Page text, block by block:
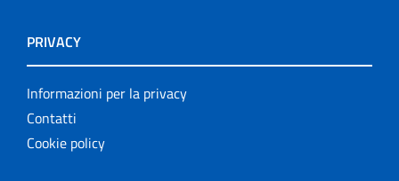
PRIVACY
Informazioni per la privacy
Contatti
Cookie policy